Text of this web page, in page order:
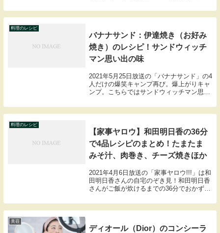
ＨＩＥ袋」主婦からの質問。「自分の運気
がバッチリわかって願い事が叶う神社って
料理のレシピ
バナナサンド：伊達焼き（お好み
焼き）のレシピ！サンドウィッチ
マン思い出の味
2021年5月25日放送の「バナナサンド」の4
人だけの爆笑キャンプ再び。爆上がりキャ
ンプ。こちらではサンドウィッチマン思い
作り方のレシピをまとめましたので紹介し
ます。
料理のレシピ
【家事ヤロウ】和田明日香の36分
で4品レシピのまとめ！たまたま
みそ汁、肉巻き、チーズ焼きほか
2021年4月6日放送の「家事ヤロウ!!!」は和
田明日香さんの自宅のぞき見！和田明日香
さんがご飯が炊けるまでの36分でおかず4
トの紅白サラダ、たまたまみそ汁、アスパ
ラ明太チーズ焼き、特大レタスの豚巻き
美容
ディオール（Dior）のコンシーラ